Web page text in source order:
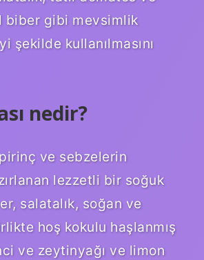
biber gibi mevsimlik
şekilde kullanılmasını
nedir?
ve sebzelerin
lezzetli bir soğuk
salatalık, soğan ve
hoş kokulu haşlanmış
ve zeytinyağı ve limon